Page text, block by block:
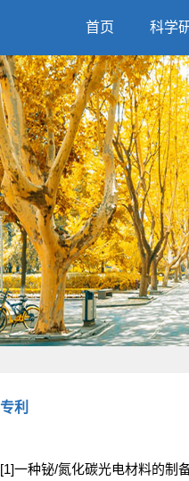
首页 科学
专利
[1]一种铋/氮化碳光电材料的制